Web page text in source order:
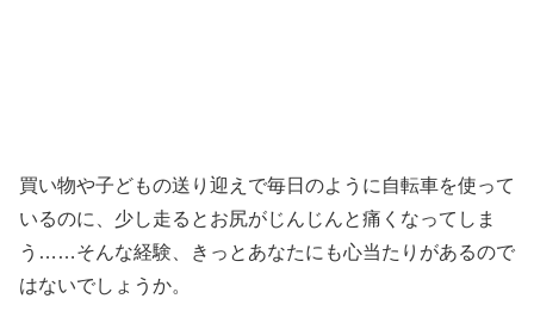
買い物や子どもの送り迎えで毎日のように自転車を使って
いるのに、少し走るとお尻がじんじんと痛くなってしま
う……そんな経験、きっとあなたにも心当たりがあるので
はないでしょうか。